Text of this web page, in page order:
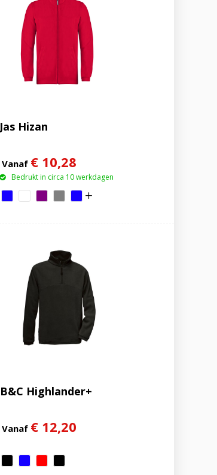
Jas Hizan
Vanaf € 10,28
Bedrukt in circa 10 werkdagen
B&C Highlander+
Vanaf € 12,20